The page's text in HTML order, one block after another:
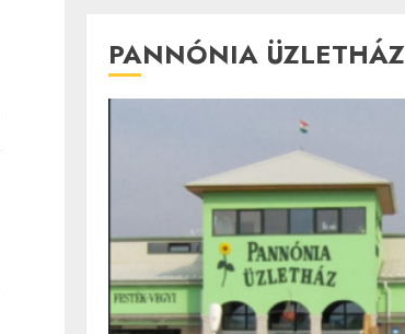
PANNÓNIA ÜZLETHÁZ